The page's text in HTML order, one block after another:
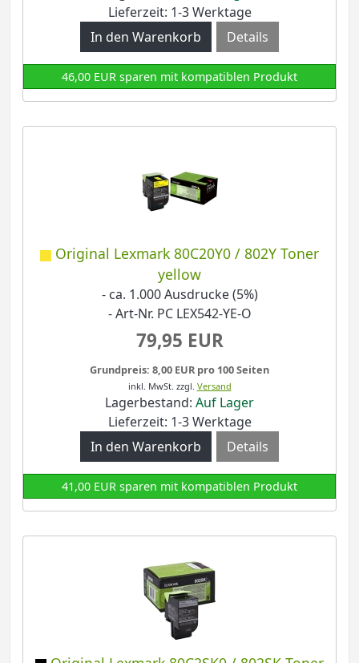
Lieferzeit: 1-3 Werktage
Details
46,00 EUR sparen mit kompatiblen Produkt
Original Lexmark 80C20Y0 / 802Y Toner
yellow
- ca. 1.000 Ausdrucke (5%)
- Art-Nr. PC LEX542-YE-O
79,95 EUR
Grundpreis: 8,00 EUR pro 100 Seiten
inkl. MwSt. zzgl. Versand
Lagerbestand: Auf Lager
Lieferzeit: 1-3 Werktage
Details
41,00 EUR sparen mit kompatiblen Produkt